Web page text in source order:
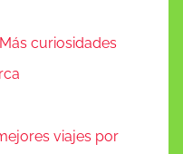
Más curiosidades
viajes por